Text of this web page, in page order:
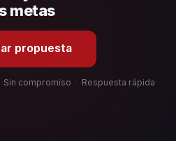
metas
propuesta
Sin compromiso · Respuesta rápida